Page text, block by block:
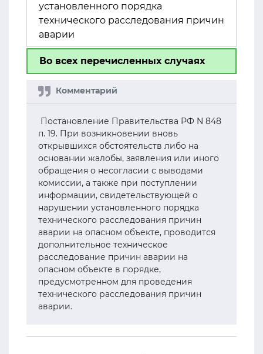
установленного порядка
технического расследования причин
аварии
Во всех перечисленных случаях
Постановление Правительства РФ N 848
п. 19. При возникновении вновь
открывшихся обстоятельств либо на
основании жалобы, заявления или иного
обращения о несогласии с выводами
комиссии, а также при поступлении
информации, свидетельствующей о
нарушении установленного порядка
технического расследования причин
аварии на опасном объекте, проводится
дополнительное техническое
расследование причин аварии на
опасном объекте в порядке,
предусмотренном для проведения
технического расследования причин
аварии.